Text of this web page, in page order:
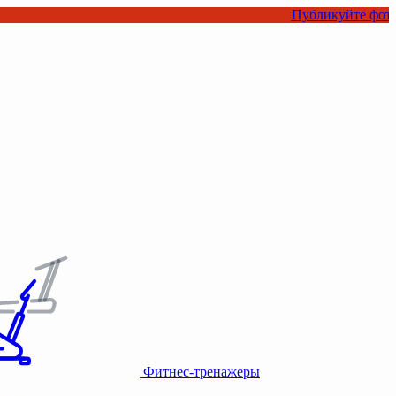
Публикуйте фото или
Фитнес-тренажеры